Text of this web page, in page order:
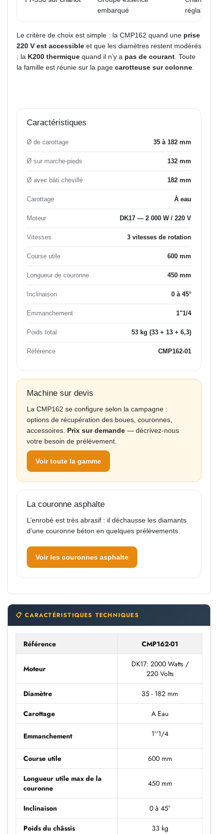
embarqué
réglables
Le critère de choix est simple : la CMP162 quand une prise
220 V est accessible et que les diamètres restent modérés
; la K200 thermique quand il n’y a pas de courant. Toute
la famille est réunie sur la page carotteuse sur colonne.
Caractéristiques
Ø de carottage 35 à 182 mm
Ø sur marche-pieds 132 mm
Ø avec bâti chevillé 182 mm
Carottage À eau
Moteur DK17 — 2 000 W / 220 V
Vitesses 3 vitesses de rotation
Course utile 600 mm
Longueur de couronne 450 mm
Inclinaison 0 à 45°
Emmanchement 1"1/4
Poids total 53 kg (33 + 13 + 6,3)
Référence CMP162-01
Machine sur devis
La CMP162 se configure selon la campagne :
options de récupération des boues, couronnes,
accessoires. Prix sur demande — décrivez-nous
votre besoin de prélèvement.
Voir toute la gamme
La couronne asphalte
L’enrobé est très abrasif : il déchausse les diamants
d’une couronne béton en quelques prélèvements.
Voir les couronnes asphalte
📋 CARACTÉRISTIQUES TECHNIQUES
Référence CMP162-01
Moteur
DK17: 2000 Watts /
220 Volts
Diamètre 35 - 182 mm
Carottage A Eau
Emmanchement 1''1/4
Course utile 600 mm
Longueur utile max de la
couronne
450 mm
Inclinaison 0 à 45°
Poids du châssis 33 kg